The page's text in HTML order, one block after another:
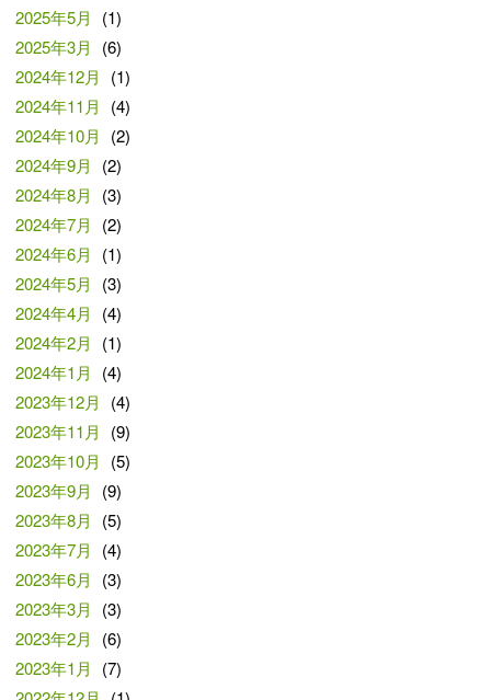
2025年5月
(1)
2025年3月
(6)
2024年12月
(1)
2024年11月
(4)
2024年10月
(2)
2024年9月
(2)
2024年8月
(3)
2024年7月
(2)
2024年6月
(1)
2024年5月
(3)
2024年4月
(4)
2024年2月
(1)
2024年1月
(4)
2023年12月
(4)
2023年11月
(9)
2023年10月
(5)
2023年9月
(9)
2023年8月
(5)
2023年7月
(4)
2023年6月
(3)
2023年3月
(3)
2023年2月
(6)
2023年1月
(7)